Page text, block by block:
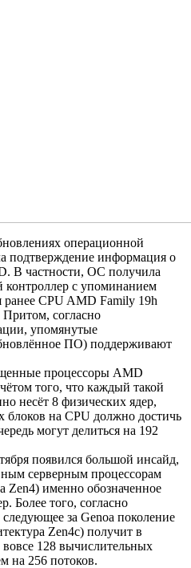
операционной
подтверждение информация о
В частности, ОС получила
с упоминанием
ранее CPU AMD Family 19h
согласно
упомянутые
ПО) поддерживают
процессоры AMD
того, что каждый такой
несёт 8 физических ядер,
блоков на CPU должно достичь
могут делиться на 192
появился большой инсайд,
серверным процессорам
Zen4) именно обозначенное
Более того, согласно
за Genoa поколение
Zen4c) получит в
128 вычислительных
на 256 потоков.